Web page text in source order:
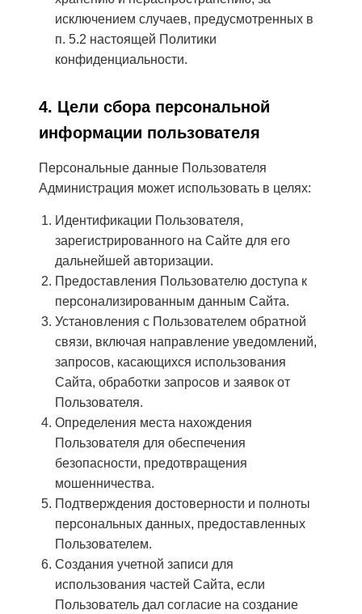
исключением случаев, предусмотренных в
п. 5.2 настоящей Политики
конфиденциальности.
4. Цели сбора персональной
информации пользователя
Персональные данные Пользователя
Администрация может использовать в целях:
Идентификации Пользователя,
зарегистрированного на Сайте для его
дальнейшей авторизации.
Предоставления Пользователю доступа к
персонализированным данным Сайта.
Установления с Пользователем обратной
связи, включая направление уведомлений,
запросов, касающихся использования
Сайта, обработки запросов и заявок от
Пользователя.
Определения места нахождения
Пользователя для обеспечения
безопасности, предотвращения
мошенничества.
Подтверждения достоверности и полноты
персональных данных, предоставленных
Пользователем.
Создания учетной записи для
использования частей Сайта, если
Пользователь дал согласие на создание